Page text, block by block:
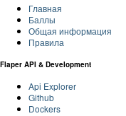
Главная
Баллы
Общая информация
Правила
Flaper API & Development
Api Explorer
Github
Dockers